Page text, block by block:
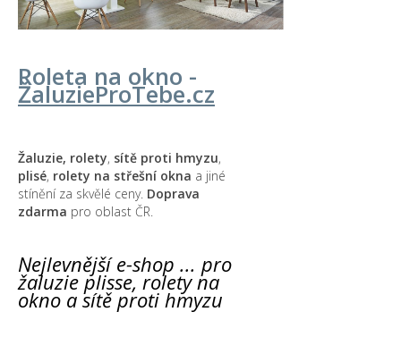
Roleta na okno -
ŽaluzieProTebe.cz
Žaluzie, rolety, sítě proti hmyzu,
plisé, rolety na střešní okna a jiné
stínění za skvělé ceny. Doprava
zdarma pro oblast ČR.
Nejlevnější e-shop ... pro
žaluzie plisse, rolety na
okno a sítě proti hmyzu